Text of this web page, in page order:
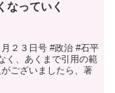
なっていく
２３日号 #政治 #石平
く、あくまで引用の範
ございましたら、著